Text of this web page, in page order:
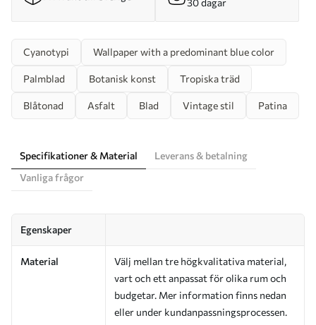
Cyanotypi Wallpaper with a predominant blue color
Palmblad Botanisk konst Tropiska träd
Blåtonad Asfalt Blad Vintage stil Patina
Specifikationer & Material
Leverans & betalning
Vanliga frågor
Egenskaper
Material
Välj mellan tre högkvalitativa material,
vart och ett anpassat för olika rum och
budgetar. Mer information finns nedan
eller under kundanpassningsprocessen.